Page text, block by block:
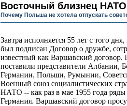
Восточный близнец НАТО
Почему Польша не хотела отпускать
Завтра исполняется 55 лет с того
был подписан Договор о дружбе,
известный как Варшавский
поставили представители Албании,
Германии, Польши, Румынии,
Военный союз социалистических
НАТО -- как раз в мае 1955 года ряды
Германия. Варшавский договор